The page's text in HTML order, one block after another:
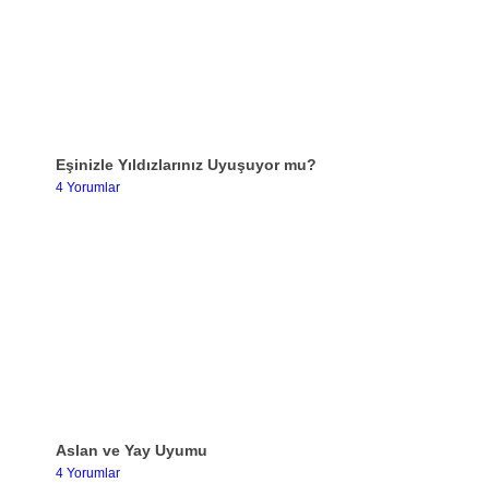
Eşinizle Yıldızlarınız Uyuşuyor mu?
4 Yorumlar
Aslan ve Yay Uyumu
4 Yorumlar